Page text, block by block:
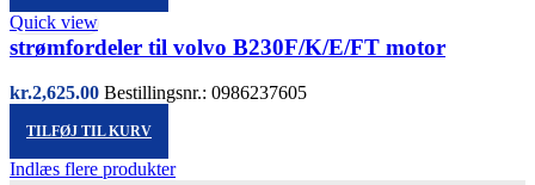
Quick view
strømfordeler til volvo B230F/K/E/FT motor
kr.2,625.00 Bestillingsnr.: 0986237605
TILFØJ TIL KURV
Indlæs flere produkter